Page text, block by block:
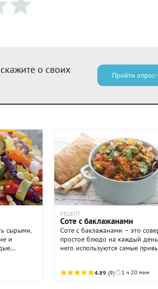
о своих
Пройти опрос
сырыми.
и
...
РЕЦЕПТ
Соте с баклажанами
Соте с баклажанами – это
простое блюдо на каждый
него используются самые
но какой у этого блюда ...
4.89 (9) 1 ч 20 мин